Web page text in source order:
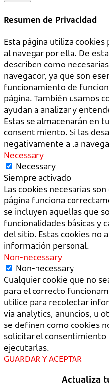
Resumen de Privacidad
Esta página utiliza
al navegar por ella. De
describen como
navegador, ya que son
funcionamiento de
página. También usamos
ayudan a analizar y
Estas se almacenarán en
consentimiento. Si las
negativamente a la
Necessary
Necessary
Siempre activado
Las cookies necesarias
página funciona
se incluyen aquellas que
funcionalidades básicas y
del sitio. Estas cookies no
información personal.
Non-necessary
Non-necessary
Cualquier cookie que no
para el correcto
utilice para recolectar
vía analytics, anuncios, u
se definen como cookies
solicitar el consentimiento
ejecutarlas.
GUARDAR Y ACEPTAR
Actualiza